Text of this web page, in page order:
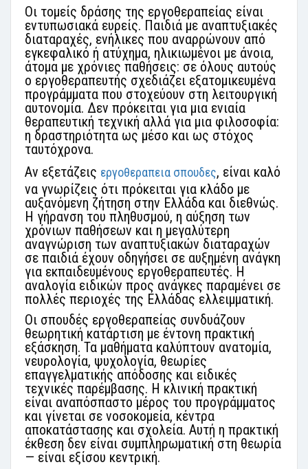
Οι τομείς δράσης της εργοθεραπείας είναι
εντυπωσιακά ευρείς. Παιδιά με αναπτυξιακές
διαταραχές, ενήλικες που αναρρώνουν από
εγκεφαλικό ή ατύχημα, ηλικιωμένοι με άνοια,
άτομα με χρόνιες παθήσεις: σε όλους αυτούς
ο εργοθεραπευτής σχεδιάζει εξατομικευμένα
προγράμματα που στοχεύουν στη λειτουργική
αυτονομία. Δεν πρόκειται για μια ενιαία
θεραπευτική τεχνική αλλά για μια φιλοσοφία:
η δραστηριότητα ως μέσο και ως στόχος
ταυτόχρονα.
Αν εξετάζεις εργοθεραπεια σπουδες, είναι καλό
να γνωρίζεις ότι πρόκειται για κλάδο με
αυξανόμενη ζήτηση στην Ελλάδα και διεθνώς.
Η γήρανση του πληθυσμού, η αύξηση των
χρόνιων παθήσεων και η μεγαλύτερη
αναγνώριση των αναπτυξιακών διαταραχών
σε παιδιά έχουν οδηγήσει σε αυξημένη ανάγκη
για εκπαιδευμένους εργοθεραπευτές. Η
αναλογία ειδικών προς ανάγκες παραμένει σε
πολλές περιοχές της Ελλάδας ελλειμματική.
Οι σπουδές εργοθεραπείας συνδυάζουν
θεωρητική κατάρτιση με έντονη πρακτική
εξάσκηση. Τα μαθήματα καλύπτουν ανατομία,
νευρολογία, ψυχολογία, θεωρίες
επαγγελματικής απόδοσης και ειδικές
τεχνικές παρέμβασης. Η κλινική πρακτική
είναι αναπόσπαστο μέρος του προγράμματος
και γίνεται σε νοσοκομεία, κέντρα
αποκατάστασης και σχολεία. Αυτή η πρακτική
έκθεση δεν είναι συμπληρωματική στη θεωρία
— είναι εξίσου κεντρική.